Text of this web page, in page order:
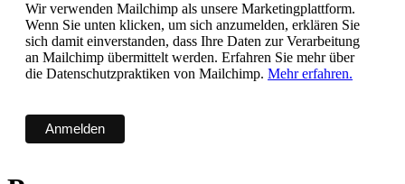
Wir verwenden Mailchimp als unsere Marketingplattform.
Wenn Sie unten klicken, um sich anzumelden, erklären Sie
sich damit einverstanden, dass Ihre Daten zur Verarbeitung
an Mailchimp übermittelt werden. Erfahren Sie mehr über
die Datenschutzpraktiken von Mailchimp. Mehr erfahren.